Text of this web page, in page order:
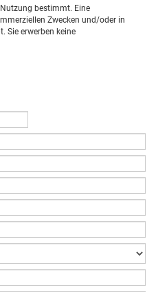
bestimmt. Eine
Zwecken und/oder in
Sie erwerben keine